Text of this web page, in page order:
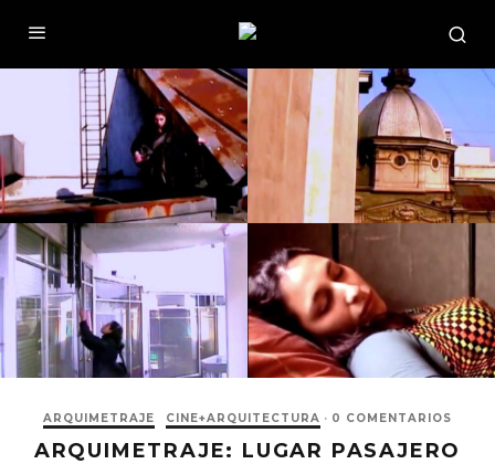
ARQUIMETRAJE CINE+ARQUITECTURA · 0 COMENTARIOS
ARQUIMETRAJE: LUGAR PASAJERO